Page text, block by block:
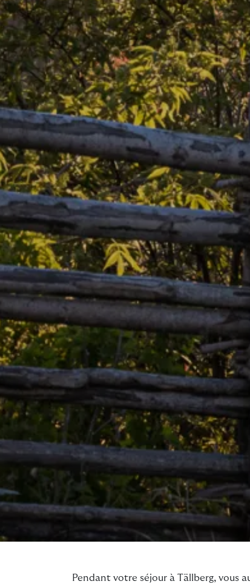
Pendant votre séjour à Tällberg, vous